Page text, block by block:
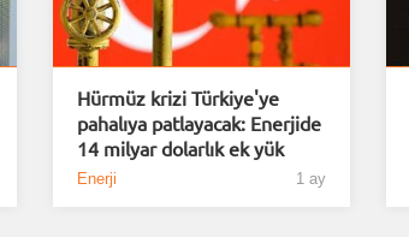
Hürmüz krizi Türkiye'ye
pahalıya patlayacak: Enerjide
14 milyar dolarlık ek yük
Enerji 1 ay